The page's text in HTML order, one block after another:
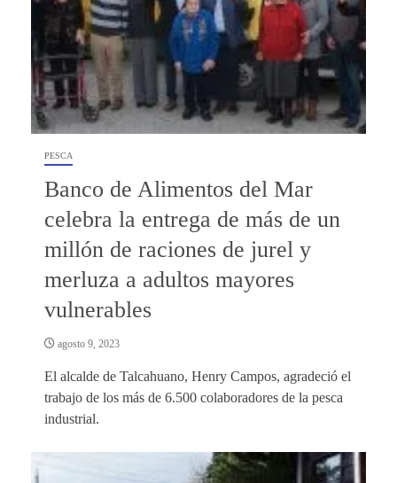
PESCA
Banco de Alimentos del Mar
celebra la entrega de más de un
millón de raciones de jurel y
merluza a adultos mayores
vulnerables
agosto 9, 2023
El alcalde de Talcahuano, Henry Campos, agradeció el
trabajo de los más de 6.500 colaboradores de la pesca
industrial.